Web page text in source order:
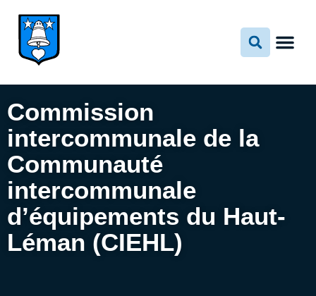
contenu
Commission
intercommunale de la
Communauté
intercommunale
d’équipements du Haut-
Léman (CIEHL)